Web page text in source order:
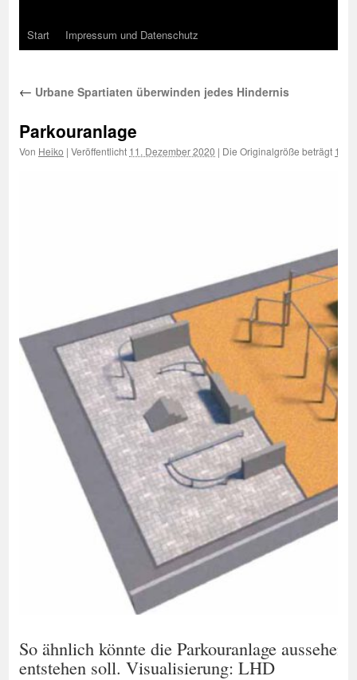
Start Impressum und Datenschutz
← Urbane Spartiaten überwinden jedes Hindernis
Parkouranlage
Von Heiko | Veröffentlicht 11. Dezember 2020 | Die Originalgröße beträgt
So ähnlich könnte die Parkouranlage
entstehen soll. Visualisierung: LHD